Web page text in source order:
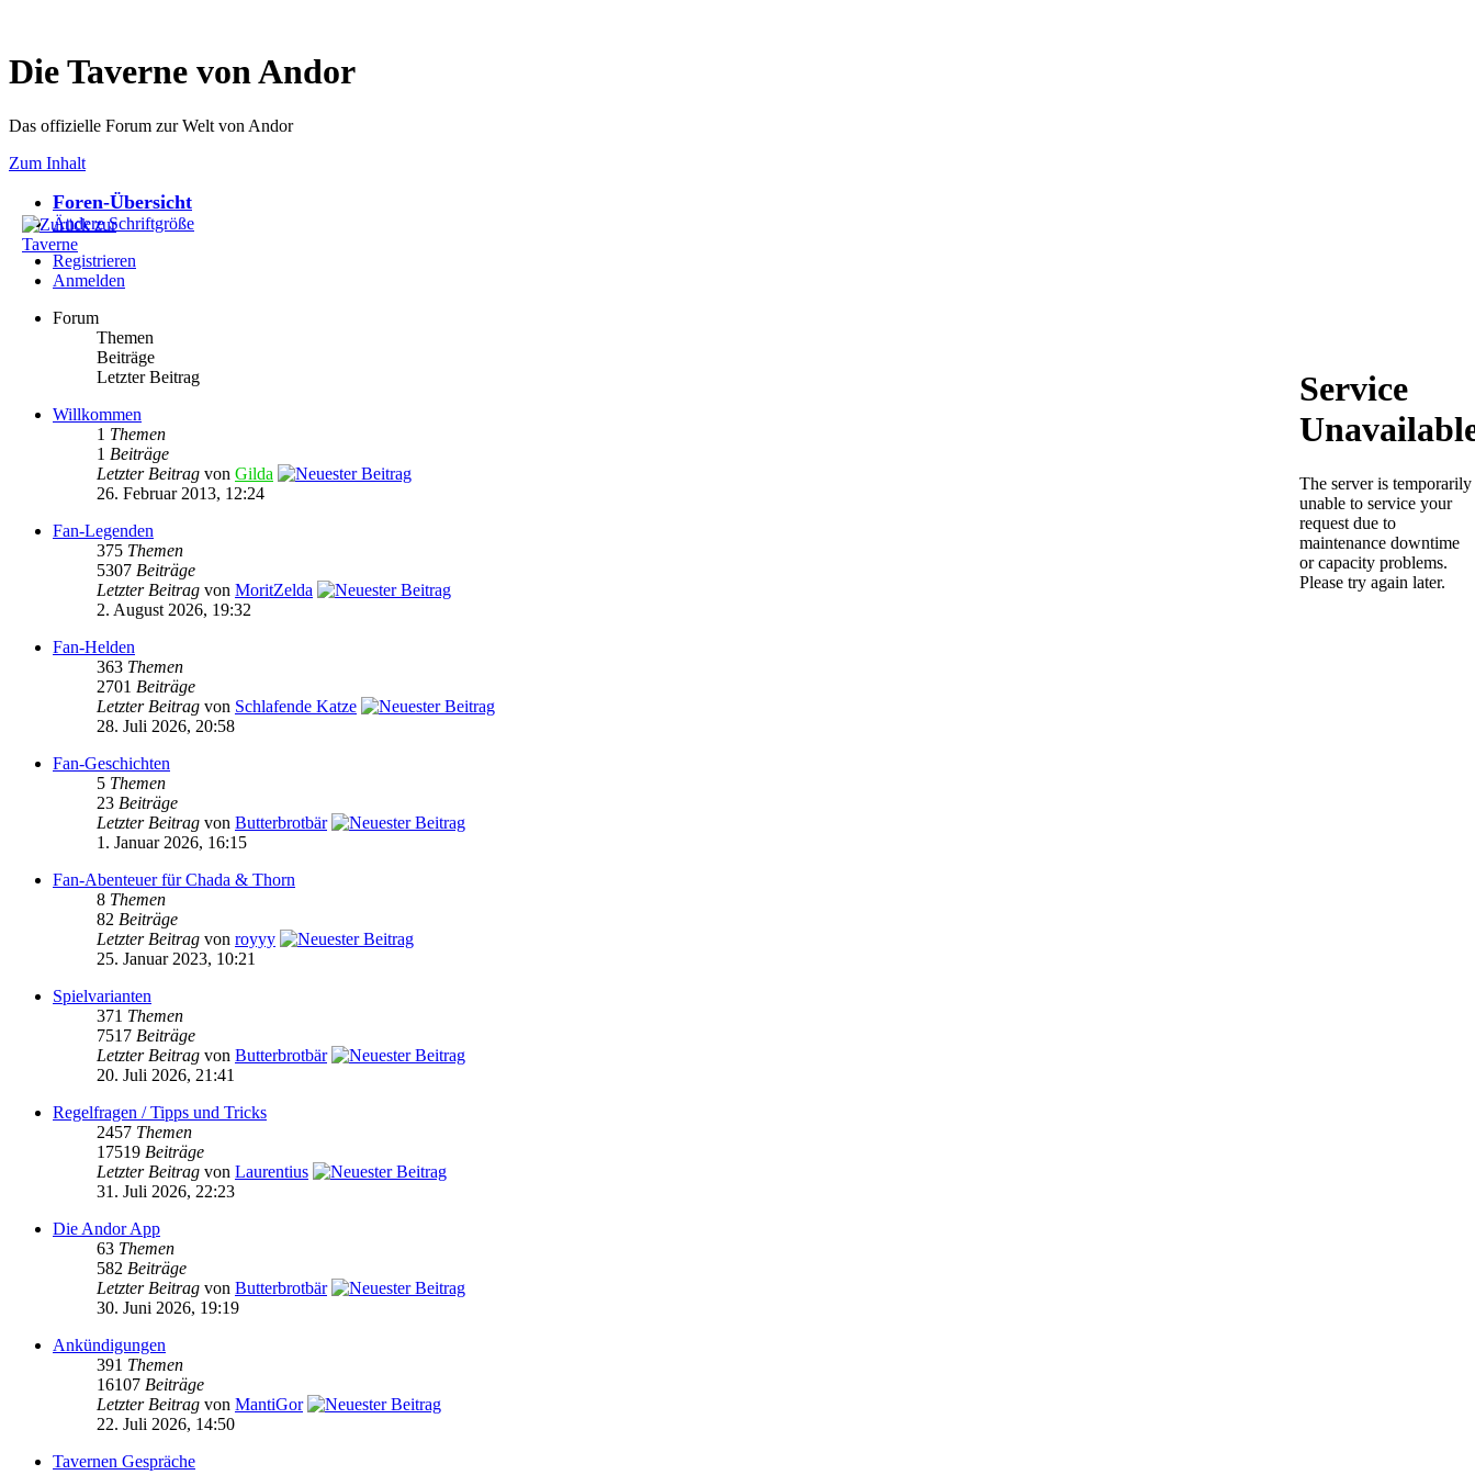
Die Taverne von Andor
Das offizielle Forum zur Welt von Andor
Zum Inhalt
Foren-Übersicht
Ändere Schriftgröße
Registrieren
Anmelden
Forum
Themen
Beiträge
Letzter Beitrag
Willkommen
1 Themen
1 Beiträge
Letzter Beitrag von Gilda
26. Februar 2013, 12:24
Fan-Legenden
375 Themen
5307 Beiträge
Letzter Beitrag von MoritZelda
2. August 2026, 19:32
Fan-Helden
363 Themen
2701 Beiträge
Letzter Beitrag von Schlafende Katze
28. Juli 2026, 20:58
Fan-Geschichten
5 Themen
23 Beiträge
Letzter Beitrag von Butterbrotbär
1. Januar 2026, 16:15
Fan-Abenteuer für Chada & Thorn
8 Themen
82 Beiträge
Letzter Beitrag von royyy
25. Januar 2023, 10:21
Spielvarianten
371 Themen
7517 Beiträge
Letzter Beitrag von Butterbrotbär
20. Juli 2026, 21:41
Regelfragen / Tipps und Tricks
2457 Themen
17519 Beiträge
Letzter Beitrag von Laurentius
31. Juli 2026, 22:23
Die Andor App
63 Themen
582 Beiträge
Letzter Beitrag von Butterbrotbär
30. Juni 2026, 19:19
Ankündigungen
391 Themen
16107 Beiträge
Letzter Beitrag von MantiGor
22. Juli 2026, 14:50
Tavernen Gespräche